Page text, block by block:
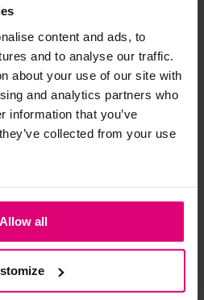
content and ads, to
and to analyse our traffic.
about your use of our site with
and analytics partners who
information that you’ve
collected from your use
Allow all
zijn niet bestand tegen de hitte
Ook in veel
verwerkt en mogen dus
of in de droogtrommel.
advies op maat.
Dreamstar
Blousetop outline
€ 69,99